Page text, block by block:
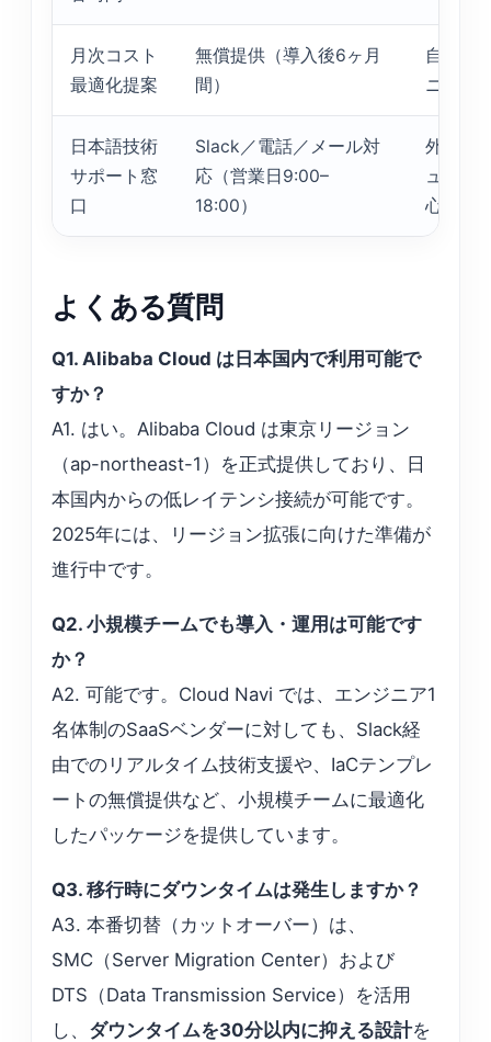
月次コスト
最適化提案
無償提供（導入後6ヶ月
間）
自社エ
ニア負
日本語技術
サポート窓
口
Slack／電話／メール対
応（営業日9:00–
18:00）
外国語
ュメン
心
よくある質問
Q1. Alibaba Cloud は日本国内で利用可能で
すか？
A1. はい。Alibaba Cloud は東京リージョン
（ap-northeast-1）を正式提供しており、日
本国内からの低レイテンシ接続が可能です。
2025年には、リージョン拡張に向けた準備が
進行中です。
Q2. 小規模チームでも導入・運用は可能です
か？
A2. 可能です。Cloud Navi では、エンジニア1
名体制のSaaSベンダーに対しても、Slack経
由でのリアルタイム技術支援や、IaCテンプレ
ートの無償提供など、小規模チームに最適化
したパッケージを提供しています。
Q3. 移行時にダウンタイムは発生しますか？
A3. 本番切替（カットオーバー）は、
SMC（Server Migration Center）および
DTS（Data Transmission Service）を活用
し、 ダウンタイムを30分以内に抑える設計を